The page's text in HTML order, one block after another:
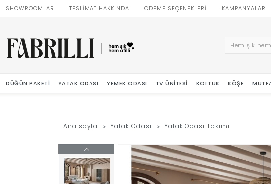
SHOWROOMLAR TESLİMAT HAKKINDA ÖDEME SEÇENEKLERİ KAMPANYALAR
DÜĞÜN PAKETI YATAK ODASI YEMEK ODASI TV ÜNITESI KOLTUK KÖŞE
Ana sayfa Yatak Odası Yatak Odası Takımı